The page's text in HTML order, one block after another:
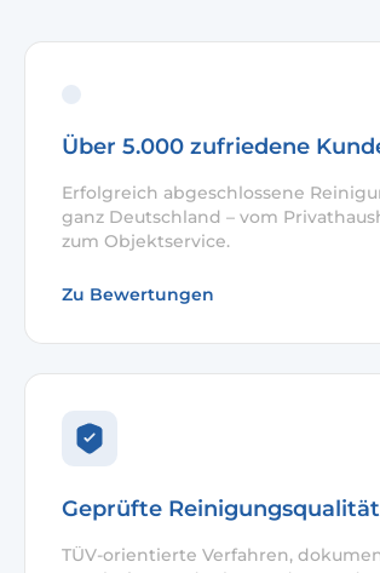
Über 5.000 zufriedene
Erfolgreich abgeschlossene
ganz Deutschland – vom
zum Objektservice.
Zu Bewertungen
Geprüfte Reinigungsqualität
TÜV-orientierte Verfahren,